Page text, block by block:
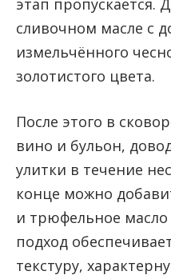
сливочном масле с
измельчённого
золотистого цвета.
После этого в
вино и бульон,
улитки в течение
конце можно
и трюфельное
подход
текстуру,